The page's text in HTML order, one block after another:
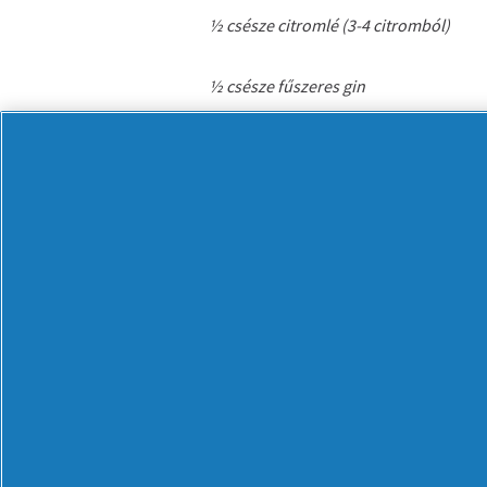
½ csésze citromlé (3-4 citromból)
½ csésze fűszeres gin